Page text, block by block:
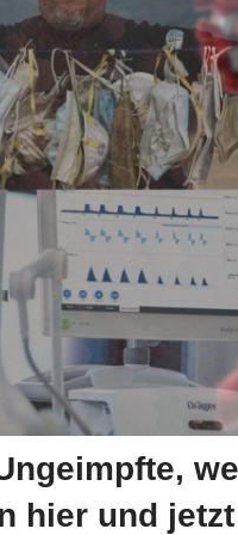
hier und